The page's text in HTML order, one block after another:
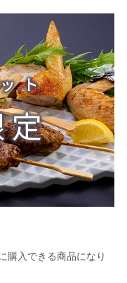
購入できる商品になり